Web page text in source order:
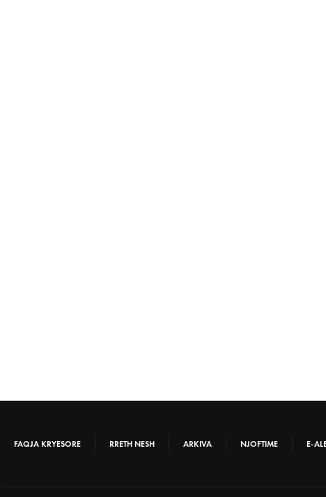
FAQJA KRYESORE RRETH NESH ARKIVA NJOFTIME E-